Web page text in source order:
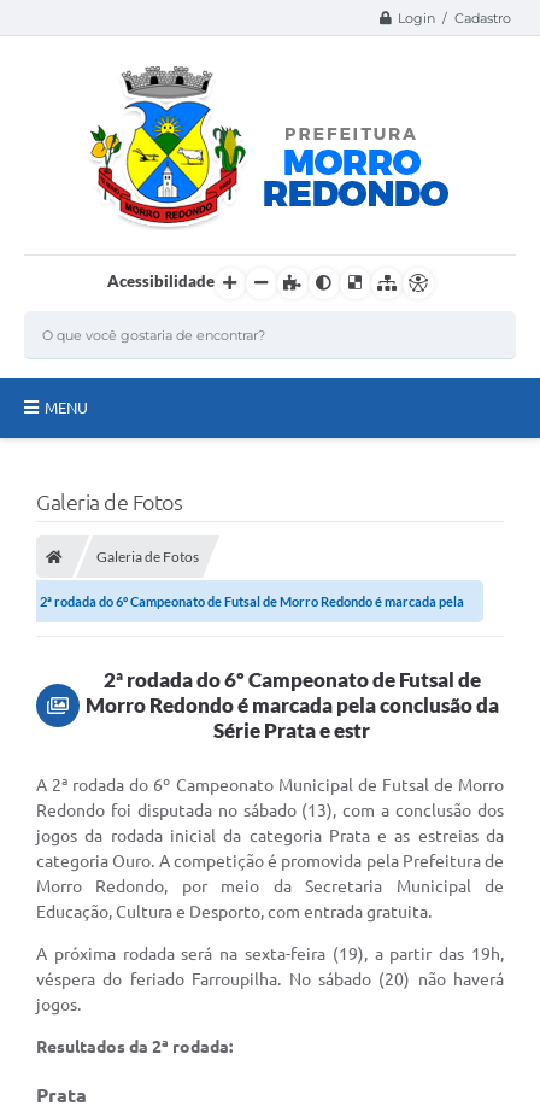
Login / Cadastro
Acessibilidade
MENU
A Nossa Cidade
Secretarias
Setores da Saúde
Serviços Online
Contas Públicas
Serviço de Inspeção Municipal - SIM
Contratos
Ouvidoria
Galeria de Fotos
Galeria de Fotos
2ª rodada do 6º Campeonato de Futsal de Morro Redondo é marcada pela
2ª rodada do 6º Campeonato de Futsal de
Morro Redondo é marcada pela conclusão da
Série Prata e estr
A 2ª rodada do 6º Campeonato Municipal de Futsal de Morro
Redondo foi disputada no sábado (13), com a conclusão dos
jogos da rodada inicial da categoria Prata e as estreias da
categoria Ouro. A competição é promovida pela Prefeitura de
Morro Redondo, por meio da Secretaria Municipal de
Educação, Cultura e Desporto, com entrada gratuita.
A próxima rodada será na sexta-feira (19), a partir das 19h,
véspera do feriado Farroupilha. No sábado (20) não haverá
jogos.
Resultados da 2ª rodada:
Prata